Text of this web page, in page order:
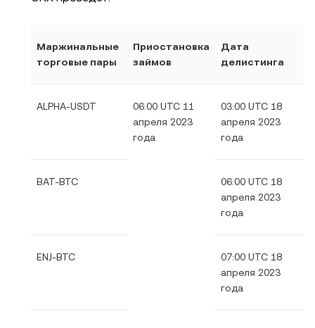
Маржинальные
торговые пары
Приостановка
займов
Дата
делистинга
ALPHA-USDT
06:00 UTC 11
апреля 2023
года
03:00 UTC 18
апреля 2023
года
BAT-BTC
06:00 UTC 18
апреля 2023
года
ENJ-BTC
07:00 UTC 18
апреля 2023
года